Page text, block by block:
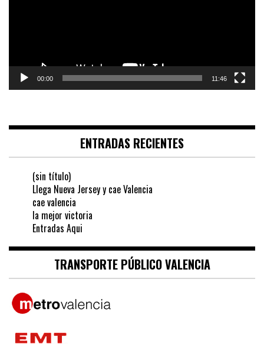
00:00 11:46
ENTRADAS RECIENTES
(sin título)
Llega Nueva Jersey y cae Valencia
cae valencia
la mejor victoria
Entradas Aqui
TRANSPORTE PÚBLICO VALENCIA